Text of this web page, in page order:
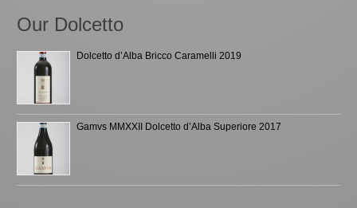
Our Dolcetto
Dolcetto d’Alba Bricco Caramelli 2019
Gamvs MMXXII Dolcetto d’Alba Superiore 2017